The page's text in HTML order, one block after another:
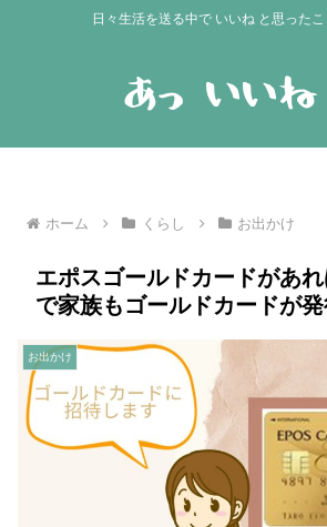
日々生活を送る中で い
ホーム くらし お出かけ
エポスゴールドカードがあ
で家族もゴールドカードが
お出かけ